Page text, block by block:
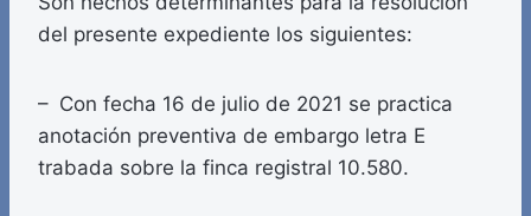
del presente expediente los siguientes:
– Con fecha 16 de julio de 2021 se practica
anotación preventiva de embargo letra E
trabada sobre la finca registral 10.580.